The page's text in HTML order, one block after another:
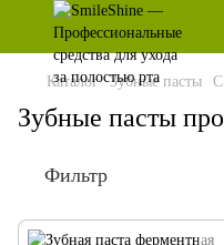
Каталог Зубные пасты С
Зубные пасты
Фильтр